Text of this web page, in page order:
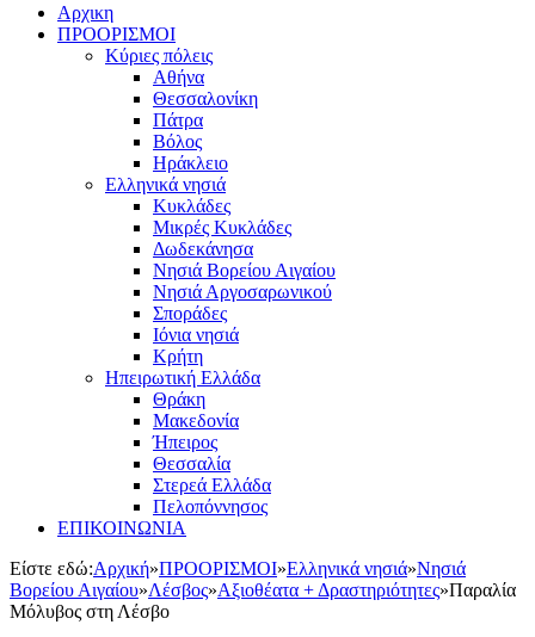
Αρχικη
ΠΡΟΟΡΙΣΜΟΙ
Κύριες πόλεις
Αθήνα
Θεσσαλονίκη
Πάτρα
Βόλος
Ηράκλειο
Ελληνικά νησιά
Κυκλάδες
Μικρές Κυκλάδες
Δωδεκάνησα
Νησιά Βορείου Αιγαίου
Νησιά Αργοσαρωνικού
Σποράδες
Ιόνια νησιά
Κρήτη
Ηπειρωτική Ελλάδα
Θράκη
Μακεδονία
Ήπειρος
Θεσσαλία
Στερεά Ελλάδα
Πελοπόννησος
ΕΠΙΚΟΙΝΩΝΙΑ
Είστε εδώ:Αρχική»ΠΡΟΟΡΙΣΜΟΙ»Ελληνικά νησιά»Νησιά
Βορείου Αιγαίου»Λέσβος»Αξιοθέατα + Δραστηριότητες»Παραλία
Μόλυβος στη Λέσβο